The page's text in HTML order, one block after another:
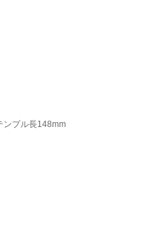
ンプル長148mm